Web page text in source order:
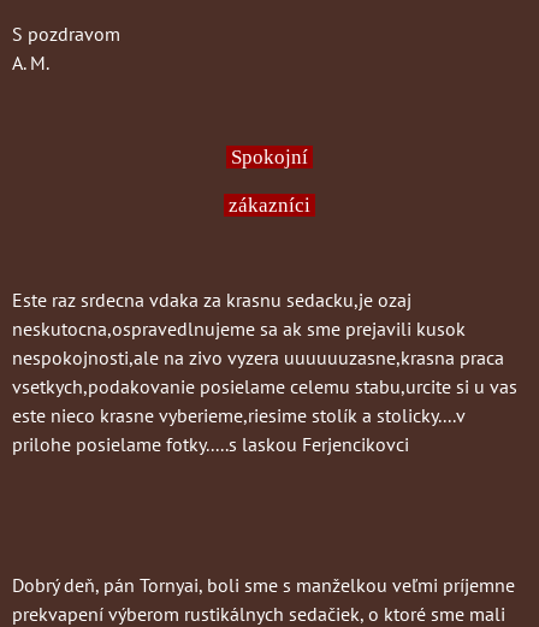
S pozdravom
A. M.
Spokojní
zákazníci
Este raz srdecna vdaka za krasnu sedacku,je ozaj
neskutocna,ospravedlnujeme sa ak sme prejavili kusok
nespokojnosti,ale na zivo vyzera uuuuuuzasne,krasna praca
vsetkych,podakovanie posielame celemu stabu,urcite si u vas
este nieco krasne vyberieme,riesime stolík a stolicky....v
prilohe posielame fotky.....s laskou Ferjencikovci
Dobrý deň, pán Tornyai, boli sme s manželkou veľmi príjemne
prekvapení výberom rustikálnych sedačiek, o ktoré sme mali